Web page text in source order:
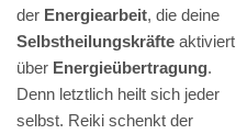
der Energiearbeit, die deine
Selbstheilungskräfte aktiviert
über Energieübertragung.
Denn letztlich heilt sich jeder
selbst. Reiki schenkt der